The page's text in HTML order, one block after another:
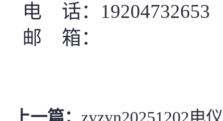
电
话： 19204732653
邮 箱：
上一篇： zyzyn20251202电